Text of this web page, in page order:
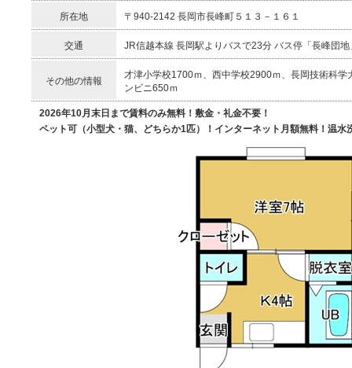
所在地 〒940-2142 長岡市長峰町５１３－１６１
交通 JR信越本線 長岡駅よりバスで23分 バス停「長峰団
その他の情報
才津小学校1700ｍ、西中学校2900ｍ、長岡技術科
ンビニ650ｍ
2026年10月末日まで賃料のみ無料！敷金・礼金不要！
ペット可（小型犬・猫、どちらか1匹）！インターネット月額無料！温水